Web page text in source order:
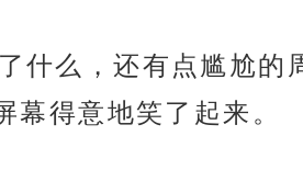
什么，还有点尴尬
幕得意地笑了起来。